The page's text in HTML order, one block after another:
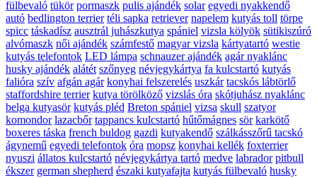
fülbevaló tükör pormaszk pulis ajándék solar egyedi nyakkendő
autó bedlington terrier téli sapka retriever napelem kutyás toll törpe
spicc táskadísz ausztrál juhászkutya spániel vizsla kölyök sütikiszúró
alvómaszk női ajándék számfestő magyar vizsla kártyatartó westie
kutyás telefontok LED lámpa schnauzer ajándék agár nyaklánc
husky ajándék alátét szőnyeg névjegykártya fa kulcstartó kutyás
falióra szív afgán agár konyhai felszerelés uszkár tacskós lábtörlő
staffordshire terrier kutya törölköző vizslás óra skótjuhász nyaklánc
belga kutyasör kutyás pléd Breton spániel vizsa skull szatyor
komondor lazacbőr tappancs kulcstartó hűtőmágnes sör karkötő
boxeres táska french buldog gazdi kutyakendő szálkásszőrű tacskó
ágynemű egyedi telefontok óra mopsz konyhai kellék foxterrier
nyuszi állatos kulcstartó névjegykártya tartó medve labrador pitbull
ékszer german shepherd északi kutyafajta kutyás fülbevaló husky